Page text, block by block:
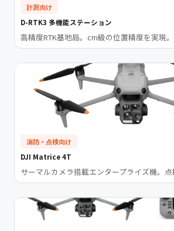
計測向け
D-RTK3 多機能ステーション
高精度RTK基地局。cm級の位置精度を実現。
消防・点検向け
DJI Matrice 4T
サーマルカメラ搭載エンタープライズ機。点